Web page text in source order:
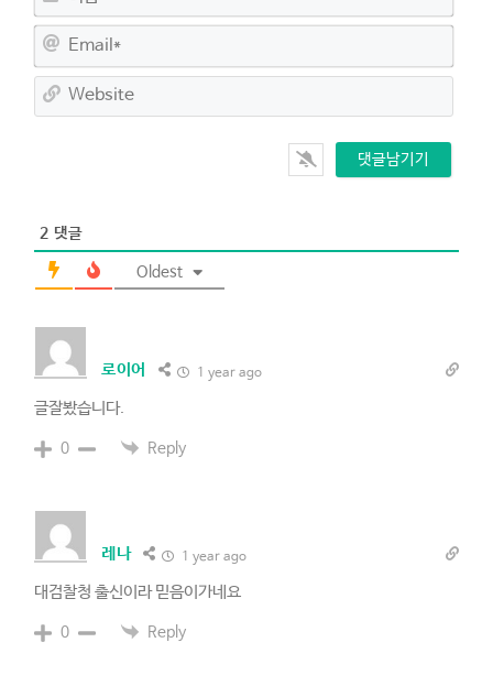
*E
a
l
2 댓글
Oldest
로이어 1 year ago
글잘봤습니다.
0 Reply
레나 1 year ago
대검찰청 출신이라 믿음이가네요
0 Reply